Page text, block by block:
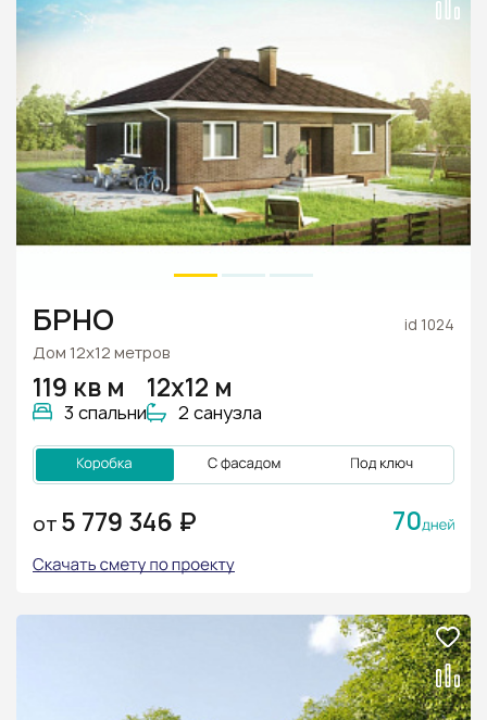
БРНО id 1024
Дом 12х12 метров
119 кв м
3 спальни
12х12 м
2 санузла
ОТ 5 779 346 ₽ 70